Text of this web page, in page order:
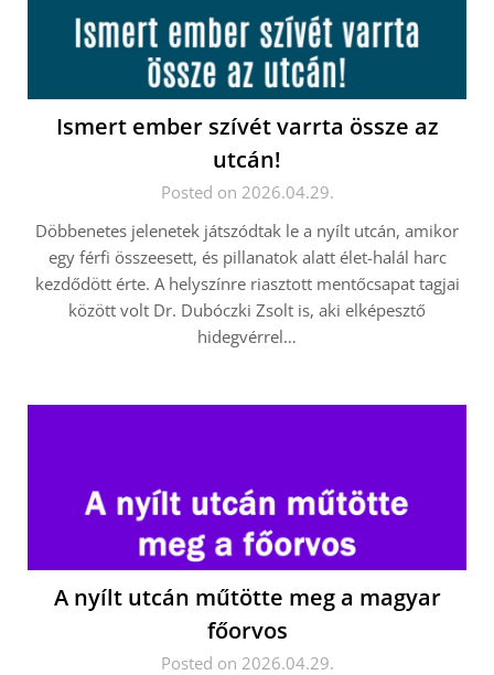
Ismert ember szívét varrta össze az
utcán!
Posted on 2026.04.29.
Döbbenetes jelenetek játszódtak le a nyílt utcán, amikor
egy férfi összeesett, és pillanatok alatt élet-halál harc
kezdődött érte. A helyszínre riasztott mentőcsapat tagjai
között volt Dr. Dubóczki Zsolt is, aki elképesztő
hidegvérrel…
A nyílt utcán műtötte meg a magyar
főorvos
Posted on 2026.04.29.